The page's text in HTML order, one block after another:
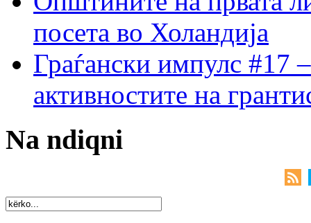
посета во Холандија
Граѓански импулс #17
активностите на
Na ndiqni